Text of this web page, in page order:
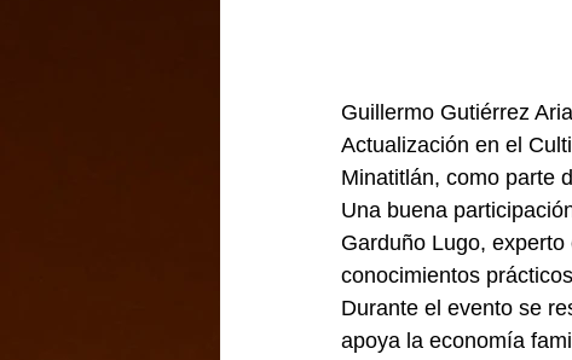
Guillermo Gutiérrez
Actualización en el
Minatitlán, como parte
Una buena
Garduño Lugo,
conocimientos
Durante el evento se
apoya la economía